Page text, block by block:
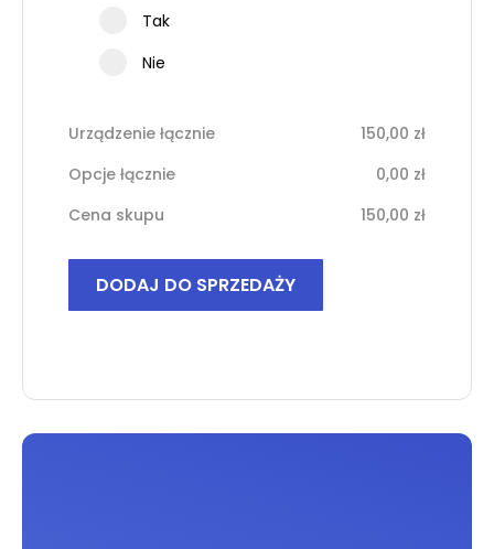
Tak
Nie
Urządzenie łącznie 150,00 zł
Opcje łącznie
0,00 zł
Cena skupu
150,00 zł
Samsung
DODAJ DO SPRZEDAŻY